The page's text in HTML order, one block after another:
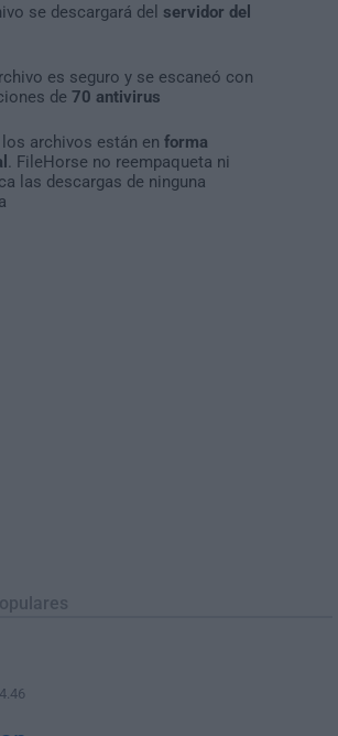
se descargará del servidor del
es seguro y se escaneó con
de 70 antivirus
archivos están en forma
. FileHorse no reempaqueta ni
las descargas de ninguna